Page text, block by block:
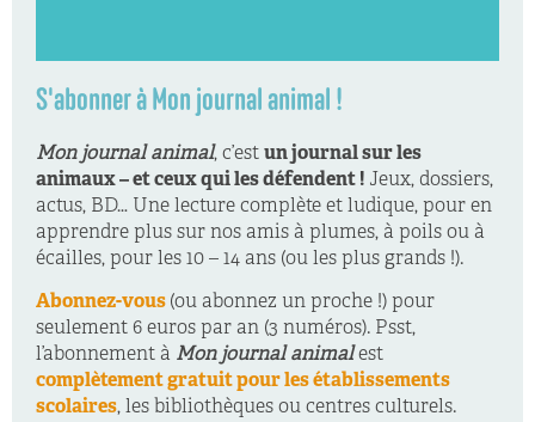
S'abonner à Mon journal animal !
Mon journal animal, c’est un journal sur les
animaux – et ceux qui les défendent ! Jeux, dossiers,
actus, BD… Une lecture complète et ludique, pour en
apprendre plus sur nos amis à plumes, à poils ou à
écailles, pour les 10 – 14 ans (ou les plus grands !).
Abonnez-vous (ou abonnez un proche !) pour
seulement 6 euros par an (3 numéros). Psst,
l’abonnement à Mon journal animalest
complètement gratuit pour les établissements
scolaires, les bibliothèques ou centres culturels.